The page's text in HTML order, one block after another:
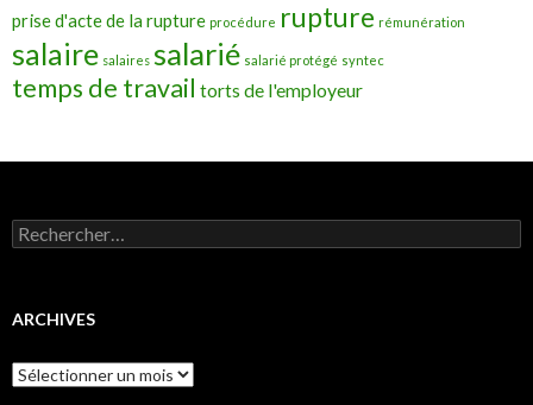
prise d'acte de la rupture procédure rupture rémunération
salaire salaires salarié salarié protégé syntec
temps de travail torts de l'employeur
Rechercher :
ARCHIVES
Archives